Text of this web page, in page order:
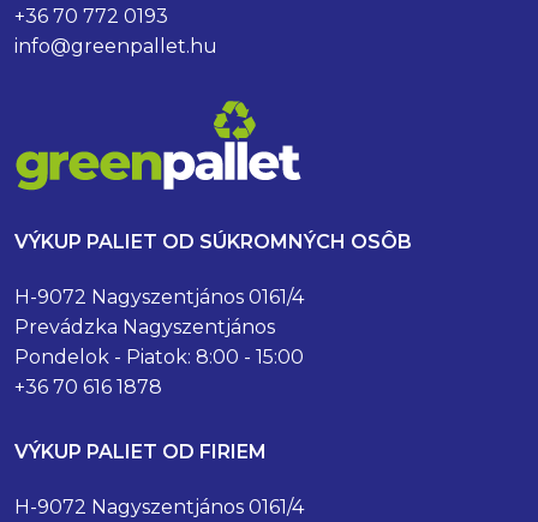
+36 70 772 0193
info@greenpallet.hu
VÝKUP PALIET OD SÚKROMNÝCH OSÔB
H-9072 Nagyszentjános 0161/4
Prevádzka Nagyszentjános
Pondelok - Piatok: 8:00 - 15:00
+36 70 616 1878
VÝKUP PALIET OD FIRIEM
H-9072 Nagyszentjános 0161/4